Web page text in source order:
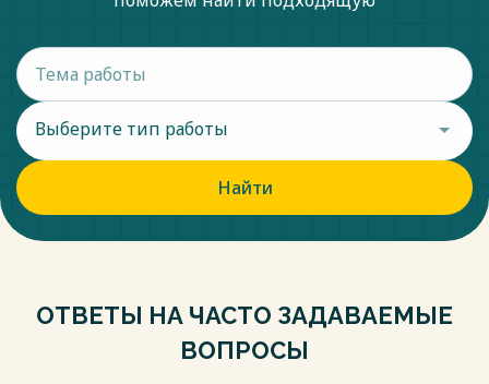
Федерации» // Официальный интернет-портал правовой
http://pravo.gov.ru/ docbody=&rg=89895198 (дата обращения:
25.12.2022).
11. Федеральный закон "О внесении изменений в отдельные
законодательные акты Российской Федерации" от
25.12.2008 N 281-ФЗ (последняя редакция) // Официальный
интернет-портал правовой информации: гос. система
правовой информации. — URL: http://pravo.gov.ru/
docbody=&wee=19819891 (дата обращения: 20.12.2022).
Выберите тип работы
Найти
ОТВЕТЫ НА ЧАСТО ЗАДАВАЕМЫЕ
ВОПРОСЫ